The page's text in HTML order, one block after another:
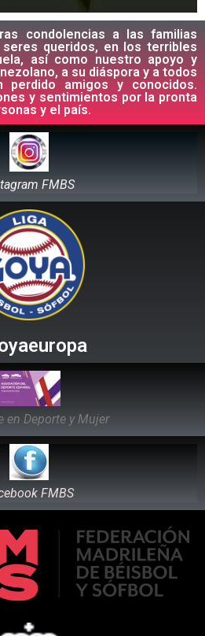
condolencias a las familias
queridos, en los terribles
así como nuestro apoyo y
a su diáspora y a todos
perdido amigos y conocidos.
y sentimientos por la pronta
y el país.
FMBS
en Deporte y Mujer
FMBS